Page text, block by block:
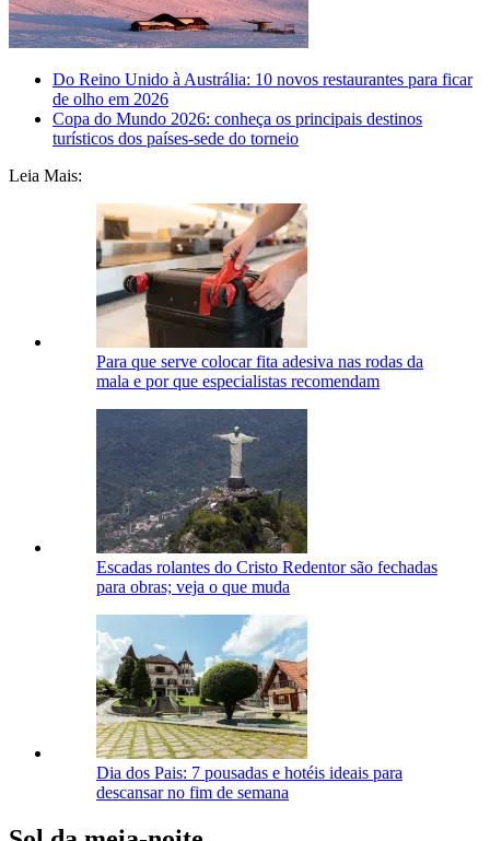
Do Reino Unido à Austrália: 10 novos restaurantes para ficar
de olho em 2026
Copa do Mundo 2026: conheça os principais destinos
turísticos dos países-sede do torneio
Leia Mais:
Para que serve colocar fita adesiva nas rodas da
mala e por que especialistas recomendam
Escadas rolantes do Cristo Redentor são fechadas
para obras; veja o que muda
Dia dos Pais: 7 pousadas e hotéis ideais para
descansar no fim de semana